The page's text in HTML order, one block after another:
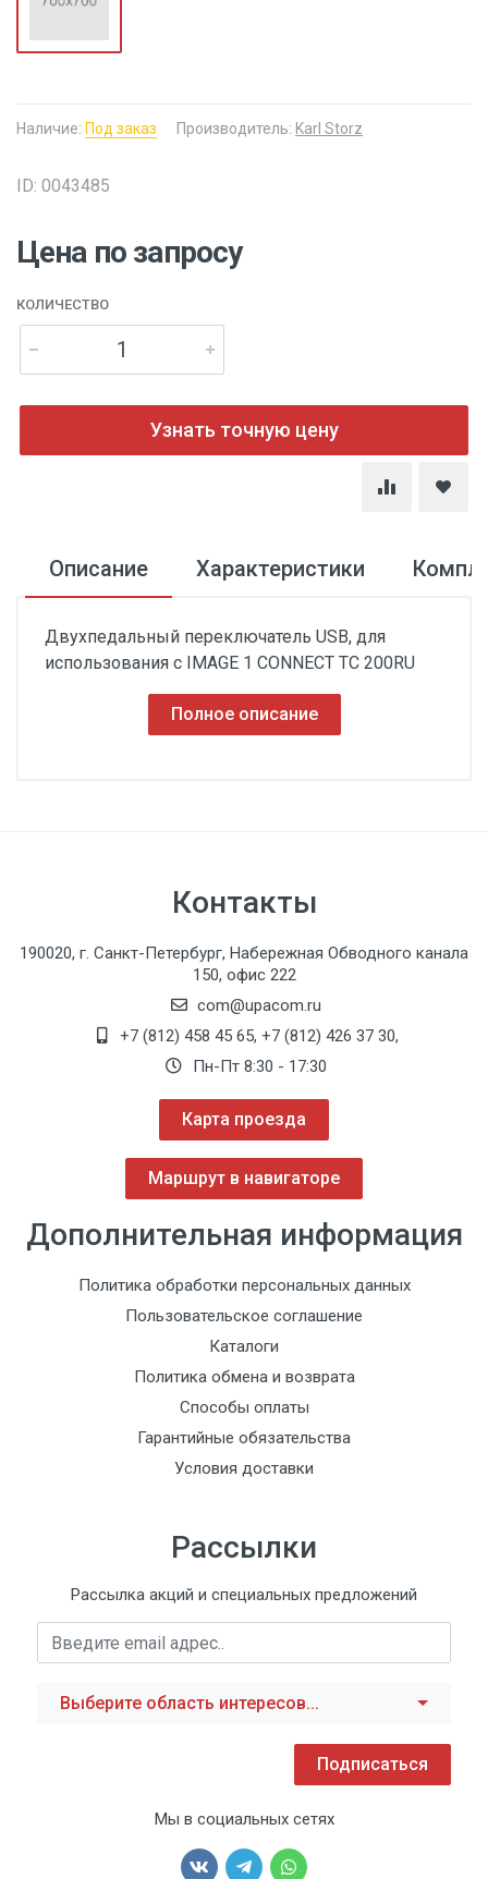
Наличие: Под заказ Производитель: Karl Storz
ID: 0043485
Цена по запросу
КОЛИЧЕСТВО
Узнать точную цену
Описание Характеристики
Двухпедальный переключатель USB, для
использования с IMAGE 1 CONNECT ТС 200RU
Полное описание
Контакты
190020, г. Санкт-Петербург, Набережная Обводного канала
150, офис 222
com@upacom.ru
+7 (812) 458 45 65, +7 (812) 426 37 30,
Пн-Пт 8:30 - 17:30
Карта проезда
Маршрут в навигаторе
Дополнительная информация
Политика обработки персональных данных
Пользовательское соглашение
Каталоги
Политика обмена и возврата
Способы оплаты
Гарантийные обязательства
Условия доставки
Рассылки
Рассылка акций и специальных предложений
Выберите область интересов...
Подписаться
Мы в социальных сетях